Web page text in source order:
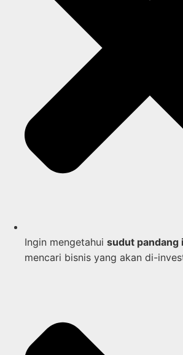
Ingin mengetahui sudut pandang
mencari bisnis yang akan di-